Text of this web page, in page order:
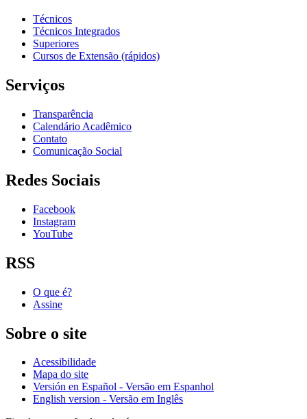
Técnicos
Técnicos Integrados
Superiores
Cursos de Extensão (rápidos)
Serviços
Transparência
Calendário Acadêmico
Contato
Comunicação Social
Redes Sociais
Facebook
Instagram
YouTube
RSS
O que é?
Assine
Sobre o site
Acessibilidade
Mapa do site
Versión en Español - Versão em Espanhol
English version - Versão em Inglês